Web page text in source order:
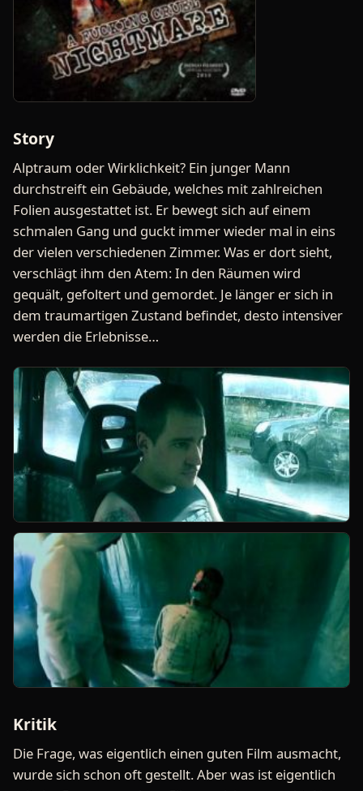
Story
Alptraum oder Wirklichkeit? Ein junger Mann
durchstreift ein Gebäude, welches mit zahlreichen
Folien ausgestattet ist. Er bewegt sich auf einem
schmalen Gang und guckt immer wieder mal in eins
der vielen verschiedenen Zimmer. Was er dort sieht,
verschlägt ihm den Atem: In den Räumen wird
gequält, gefoltert und gemordet. Je länger er sich in
dem traumartigen Zustand befindet, desto intensiver
werden die Erlebnisse…
Kritik
Die Frage, was eigentlich einen guten Film ausmacht,
wurde sich schon oft gestellt. Aber was ist eigentlich